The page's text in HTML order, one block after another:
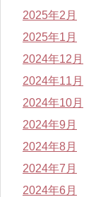
2025年2月
2025年1月
2024年12月
2024年11月
2024年10月
2024年9月
2024年8月
2024年7月
2024年6月